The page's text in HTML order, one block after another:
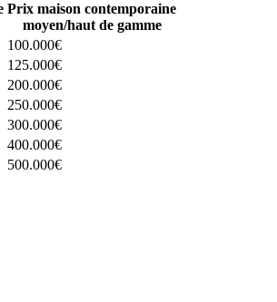
Prix maison contemporaine
moyen/haut de gamme
100.000€
125.000€
200.000€
250.000€
300.000€
400.000€
500.000€